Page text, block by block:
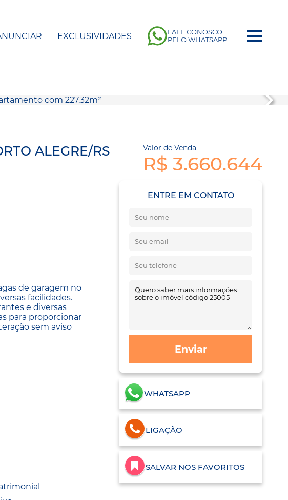
EXCLUSIVIDADES
FALE CONOSCO
PELO WHATSAPP
ALEGRE/RS Valor de Venda
R$ 3.660.644
de garagem no
facilidades.
e diversas
para proporcionar
sem aviso
ENTRE EM CONTATO
Enviar
WHATSAPP
LIGAÇÃO
SALVAR NOS FAVORITOS